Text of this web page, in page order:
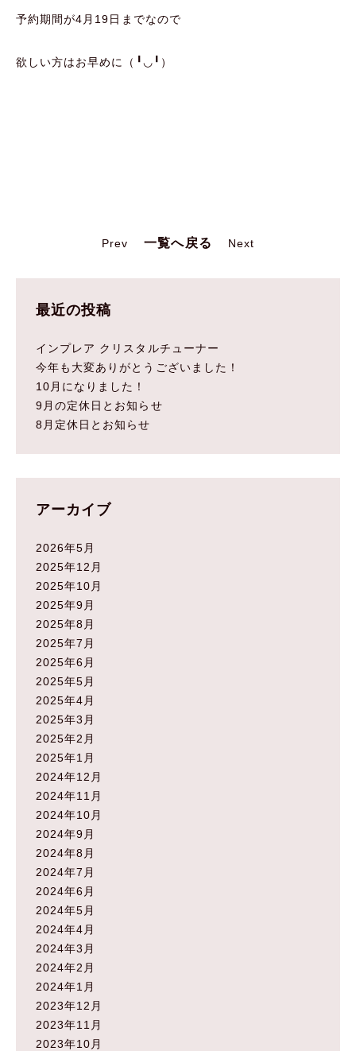
予約期間が4月19日までなので
欲しい方はお早めに（╹◡╹）
Prev 一覧へ戻る Next
最近の投稿
インプレア クリスタルチューナー
今年も大変ありがとうございました！
10月になりました！
9月の定休日とお知らせ
8月定休日とお知らせ
アーカイブ
2026年5月
2025年12月
2025年10月
2025年9月
2025年8月
2025年7月
2025年6月
2025年5月
2025年4月
2025年3月
2025年2月
2025年1月
2024年12月
2024年11月
2024年10月
2024年9月
2024年8月
2024年7月
2024年6月
2024年5月
2024年4月
2024年3月
2024年2月
2024年1月
2023年12月
2023年11月
2023年10月